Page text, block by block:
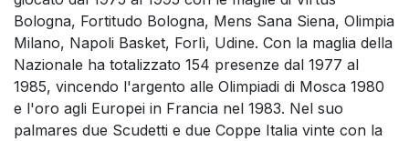
Bologna, Fortitudo Bologna, Mens Sana Siena, Olimpia
Milano, Napoli Basket, Forlì, Udine. Con la maglia della
Nazionale ha totalizzato 154 presenze dal 1977 al
1985, vincendo l'argento alle Olimpiadi di Mosca 1980
e l'oro agli Europei in Francia nel 1983. Nel suo
palmares due Scudetti e due Coppe Italia vinte con la